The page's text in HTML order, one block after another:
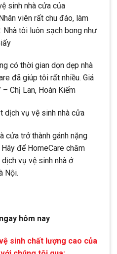
sinh nhà cửa của
viên rất chu đáo, làm
tôi luôn sạch bong như
có thời gian dọn dẹp nhà
đã giúp tôi rất nhiều. Giá
Chị Lan, Hoàn Kiếm
dịch vụ vệ sinh nhà cửa
cửa trở thành gánh nặng
để HomeCare chăm
vụ vệ sinh nhà ở
Nội.
hôm nay
sinh chất lượng cao của